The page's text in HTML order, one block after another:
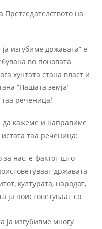
на
изгубиме државата” е
во поновата
хунтата стана власт и
“Нашата земја”
реченица!
да кажеме и направиме
таа реченица:
нас, е фактот што
државата
културата, народот,
ја поистоветуваат со
ја изгубивме многу